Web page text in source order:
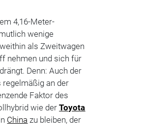
4,16-Meter-
wenige
als Zweitwagen
nehmen und sich für
Denn: Auch der
regelmäßig an der
Faktor des
wie derToyota
China zu bleiben, der